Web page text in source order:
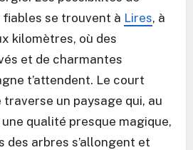
se trouvent à Lires, à
kilomètres, où des
et de charmantes
t’attendent. Le court
traverse un paysage qui, au
qualité presque magique,
des arbres s’allongent et